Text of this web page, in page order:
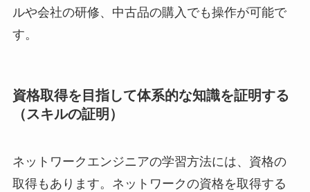
ルや会社の研修、中古品の購入でも操作が可能で
す。
資格取得を目指して体系的な知識を証明する
（スキルの証明）
ネットワークエンジニアの学習方法には、資格の
取得もあります。ネットワークの資格を取得する